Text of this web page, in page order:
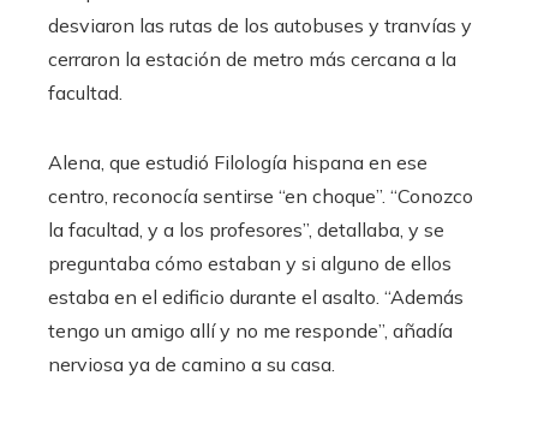
desviaron las rutas de los autobuses y tranvías y
cerraron la estación de metro más cercana a la
facultad.
Alena, que estudió Filología hispana en ese
centro, reconocía sentirse “en choque”. “Conozco
la facultad, y a los profesores”, detallaba, y se
preguntaba cómo estaban y si alguno de ellos
estaba en el edificio durante el asalto. “Además
tengo un amigo allí y no me responde”, añadía
nerviosa ya de camino a su casa.